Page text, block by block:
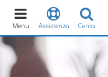
Cerca
Assistenza
Toggle
navigation
Menu